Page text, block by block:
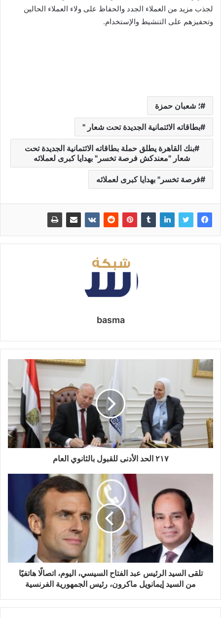
لجذب مزيد من العملاء الجدد والحفاظ على ولاء العملاء الحالين
وتحفيزهم على التنشيط والإستخدام.
؛ شعبان حمزة
بطاقاته الائتمانية الجديدة تحت شعار "
بنك القاهرة يطلق حملة بطاقاته الائتمانية الجديدة تحت
شعار "معندكش فرصة تخسر" بهدايا كبرى لعملائه
فرصة تخسر" بهدايا كبرى لعملائه
basma
٢١٧ الحد الأدنى للقبول بالثانوي العام
تلقى السيد الرئيس عبد الفتاح السيسي، اليوم، اتصالًا هاتفيًا
من السيد إيمانويل ماكرون، رئيس الجمهورية الفرنسية